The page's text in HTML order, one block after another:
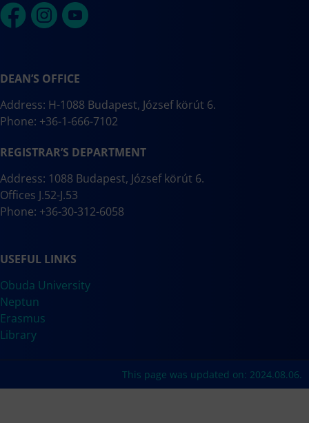
DEAN’S OFFICE
Address: H-1088 Budapest, József körút 6.
Phone: +36-1-666-7102
REGISTRAR’S DEPARTMENT
Address: 1088 Budapest, József körút 6.
Offices J.52-J.53
Phone: +36-30-312-6058
USEFUL LINKS
Obuda University
Neptun
Erasmus
Library
This page was updated on: 2024.08.06.